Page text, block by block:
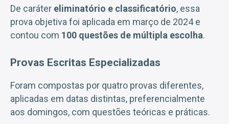
De caráter eliminatório e classificatório, essa
prova objetiva foi aplicada em março de 2024 e
contou com 100 questões de múltipla escolha.
Provas Escritas Especializadas
Foram compostas por quatro provas diferentes,
aplicadas em datas distintas, preferencialmente
aos domingos, com questões teóricas e práticas.